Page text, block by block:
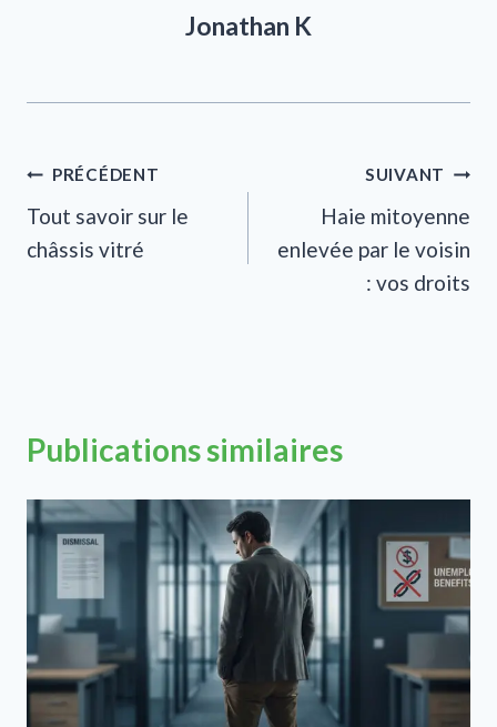
Jonathan K
Navigation
de
PRÉCÉDENT
Tout savoir sur le
châssis vitré
SUIVANT
Haie mitoyenne
enlevée par le voisin
: vos droits
Publications similaires